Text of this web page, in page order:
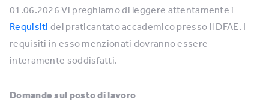
01.06.2026 Vi preghiamo di leggere attentamente i
Requisiti del praticantato accademico presso il DFAE. I
requisiti in esso menzionati dovranno essere
interamente soddisfatti.
Domande sul posto di lavoro